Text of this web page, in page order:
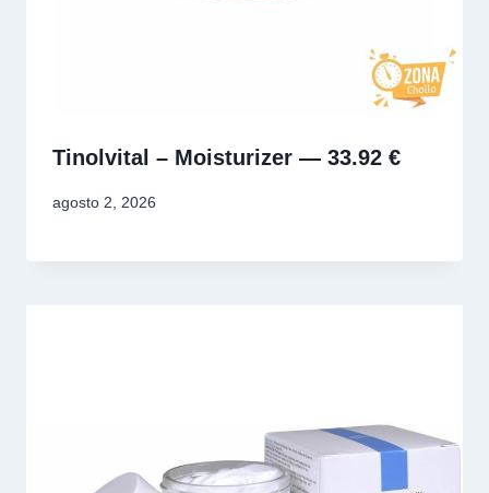
Tinolvital – Moisturizer — 33.92 €
agosto 2, 2026